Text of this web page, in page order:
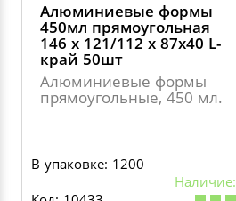
Алюминиевые формы
450мл прямоугольная
146 х 121/112 х 87х40 L-
край 50шт
Алюминиевые формы
прямоугольные, 450 мл.
В упаковке: 1200
Наличие: